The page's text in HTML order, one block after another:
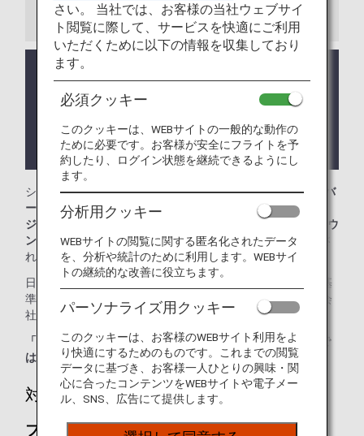
お知らせ
ラウンジ所有者がANAではない空港においては事前
ります。
ラウンジが所在する国や州により入室条件に制約が
ある場合があります。
シンガポール・チャンギ空港では、ファーストクラス シルバ
ークリスラウンジ、ビジネスクラス シルバークリスラウン
ジ
SATSプレミアラウ
ンジ
をご利用いただけます。本ページはANA国際線を利用さ
れる際のラウンジ入室基準を記載しております。
日本国外の空港にてお乗り継ぎの場合には、ラウンジ入室基
準が異なる場合がございます。入室基準に関しては各運航会
社にお問い合わせください。
「ANA SUITE LOUNGE」ご利用券は、こちらのラウンジで
はご利用いただけません。
対象のお客様
ファーストクラス シルバークリスラウンジ：
さい。 当社では、お客様の当社ウェブサイ
ト閲覧に際して、サービスを快適にご利用
いただくために以下の情報を収集しており
ます。
必須クッキー
このクッキーは、WEBサイトの一般的な動作の
ために必要です。お客様が安全にフライトを予
約したり、ログイン状態を継続できるようにし
ます。
分析用クッキー
WEBサイトの閲覧に関する匿名化されたデータ
を、分析や統計のために利用します。WEBサイ
トの継続的な改善に役立ちます。
パーソナライズ用クッキー
このクッキーは、お客様のWEBサイト利用をよ
り快適にするためのものです。これまでの閲覧
データに基づき、お客様一人ひとりの興味・関
心に合ったコンテンツをWEBサイトや電子メー
ル、SNS、広告にて提供します。